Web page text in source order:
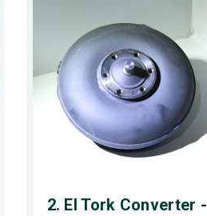
2. El Tork Converter -